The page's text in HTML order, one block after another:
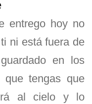
entrego hoy no
ni está fuera de
en los
que tengas que
al cielo y lo